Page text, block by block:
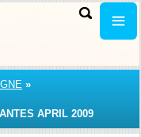
»
APRIL 2009